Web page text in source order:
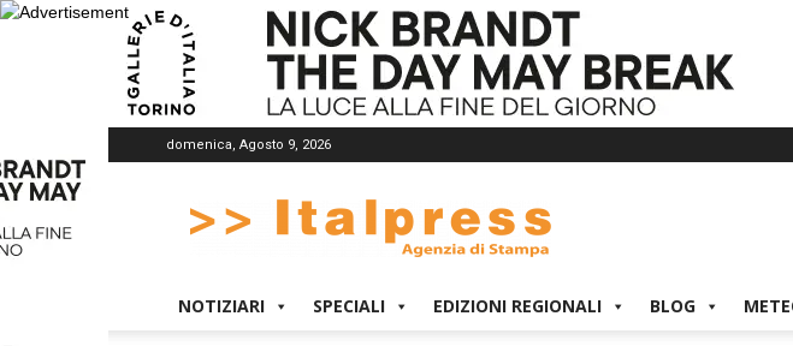
domenica, Agosto 9, 2026
NOTIZIARI SPECIALI EDIZIONI REGIONALI BLOG